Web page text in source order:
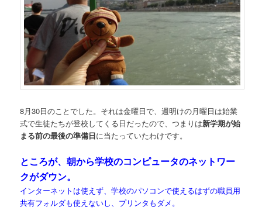
8月30日のことでした。それは金曜日で、週明けの月曜日は始業
式で生徒たちが登校してくる日だったので、つまりは新学期が始
まる前の最後の準備日に当たっていたわけです。
ところが、朝から学校のコンピュータのネットワー
クがダウン。
インターネットは使えず、学校のパソコンで使えるはずの職員用
共有フォルダも使えないし、プリンタもダメ。